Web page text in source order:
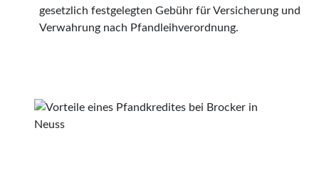
gesetzlich festgelegten Gebühr für Versicherung und
Verwahrung nach Pfandleihverordnung.